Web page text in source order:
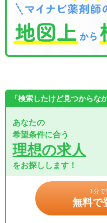
「検索したけど見つからな
あなたの
希望条件に合う
理想の求人
をお探しします！
1分で
無料で